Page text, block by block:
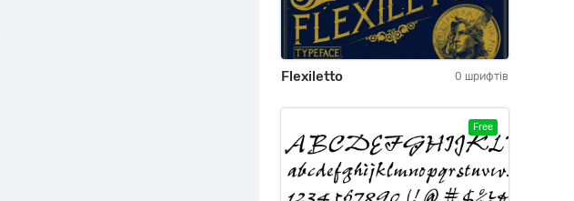
Flexiletto 0 шрифтів
Free